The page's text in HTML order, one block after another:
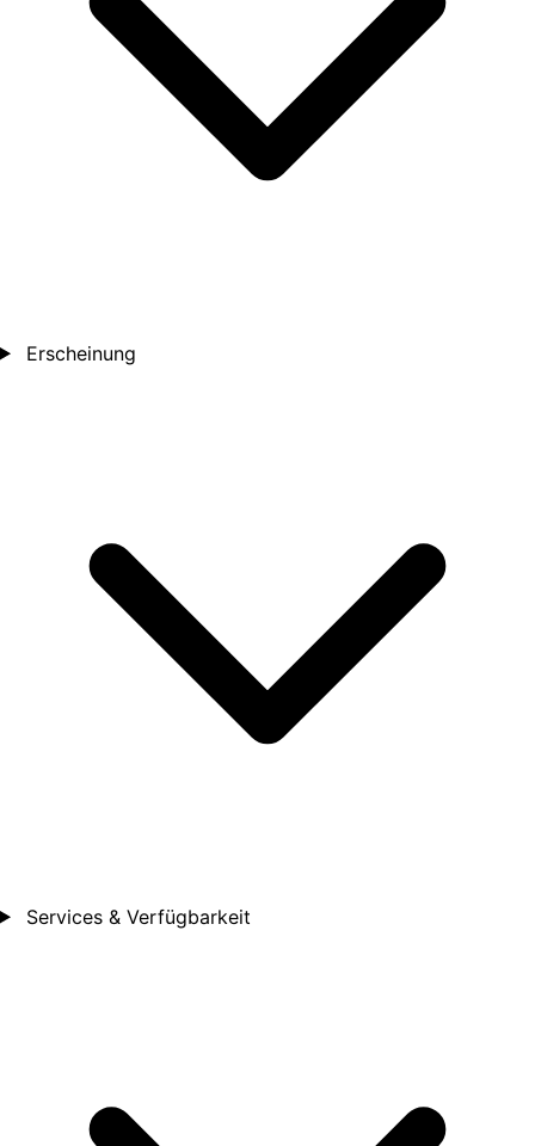
Erscheinung
Services & Verfügbarkeit